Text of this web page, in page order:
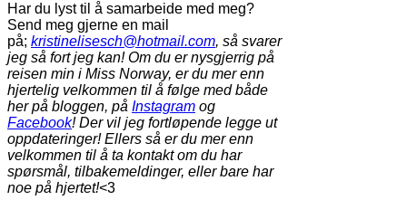
Har du lyst til å samarbeide med meg?
Send meg gjerne en mail
på; kristinelisesch@hotmail.com, så svarer
jeg så fort jeg kan! Om du er nysgjerrig på
reisen min i Miss Norway, er du mer enn
hjertelig velkommen til å følge med både
her på bloggen, på Instagram og
Facebook! Der vil jeg fortløpende legge ut
oppdateringer! Ellers så er du mer enn
velkommen til å ta kontakt om du har
spørsmål, tilbakemeldinger, eller bare har
noe på hjertet!<3